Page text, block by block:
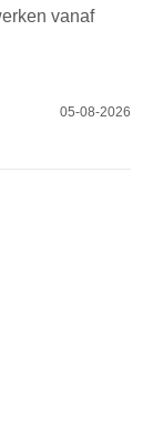
vanaf
05-08-2026